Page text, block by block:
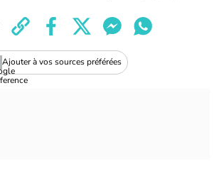
Ajouter à vos sources préférées